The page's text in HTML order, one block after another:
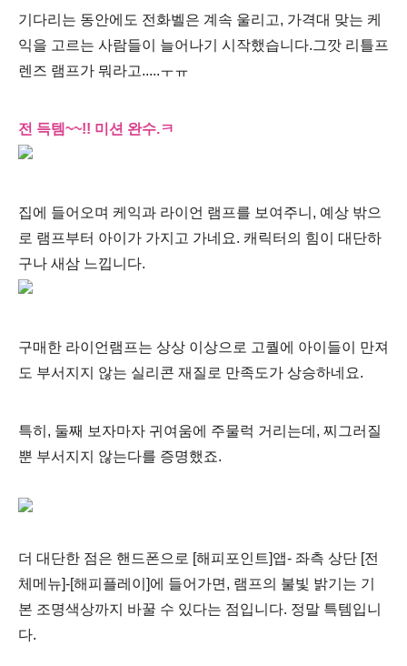
기다리는 동안에도 전화벨은 계속 울리고, 가격대 맞는 케
익을 고르는 사람들이 늘어나기 시작했습니다.그깟 리틀프
렌즈 램프가 뭐라고.....ㅜㅠ
전 득템~~!! 미션 완수.ㅋ
집에 들어오며 케익과 라이언 램프를 보여주니, 예상 밖으
로 램프부터 아이가 가지고 가네요. 캐릭터의 힘이 대단하
구나 새삼 느낍니다.
구매한 라이언램프는 상상 이상으로 고퀄에 아이들이 만져
도 부서지지 않는 실리콘 재질로 만족도가 상승하네요.
특히, 둘째 보자마자 귀여움에 주물럭 거리는데, 찌그러질
뿐 부서지지 않는다를 증명했죠.
더 대단한 점은 핸드폰으로 [해피포인트]앱- 좌측 상단 [전
체메뉴]-[해피플레이]에 들어가면, 램프의 불빛 밝기는 기
본 조명색상까지 바꿀 수 있다는 점입니다. 정말 특템입니
다.